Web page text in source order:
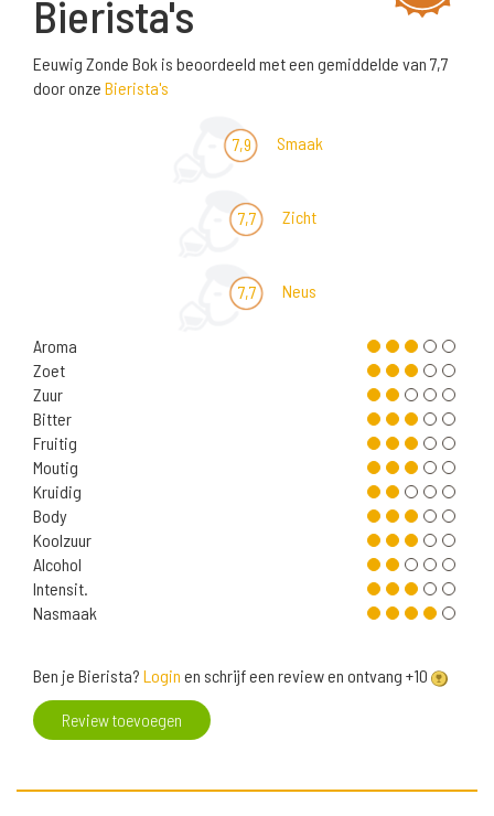
Bierista's
Eeuwig Zonde Bok is beoordeeld met een gemiddelde van 7,7
door onze Bierista's
7,9 Smaak
7,7 Zicht
7,7 Neus
Aroma
Zoet
Zuur
Bitter
Fruitig
Moutig
Kruidig
Body
Koolzuur
Alcohol
Intensit.
Nasmaak
Ben je Bierista? Login en schrijf een review en ontvang +10
Review toevoegen